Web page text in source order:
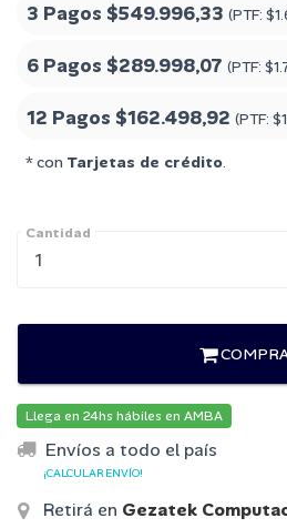
3 Pagos $549.996,33 (PTF:
6 Pagos $289.998,07 (PTF:
12 Pagos $162.498,92 (PTF:
* con Tarjetas de crédito.
Cantidad
Llega en 24hs hábiles en AMBA
Envíos a todo el país
¡CALCULAR ENVÍO!
Retirá en Gezatek